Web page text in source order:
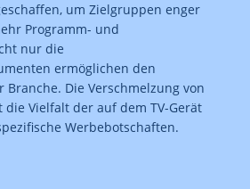
um Zielgruppen enger
Programm- und
nur die
ermöglichen den
Die Verschmelzung von
Vielfalt der auf dem TV-Gerät
Werbebotschaften.